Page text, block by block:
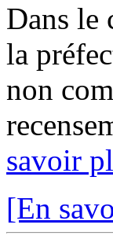
Dans le
la
non
savoir
[En